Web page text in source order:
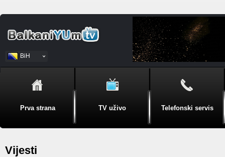
BiH
Srpski
Prva strana TV uživo Telefonski servis
Vijesti